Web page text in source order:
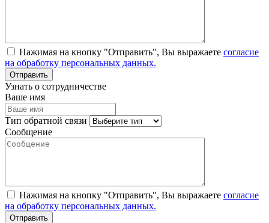
Нажимая на кнопку "Отправить", Вы выражаете согласие
на обработку персональных данных.
Узнать о сотрудничестве
Ваше имя
Тип обратной связи
Сообщение
Нажимая на кнопку "Отправить", Вы выражаете согласие
на обработку персональных данных.